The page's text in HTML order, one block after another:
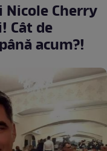
Cherry
Cât de
acum?!